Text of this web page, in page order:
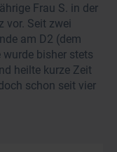
Frau S. in der
vor. Seit zwei
am D2 (dem
bisher stets
heilte kurze Zeit
schon seit vier